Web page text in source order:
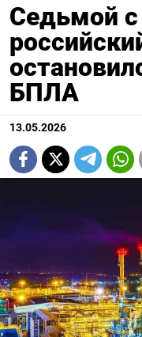
Седьмой
БПЛА
13.05.2026